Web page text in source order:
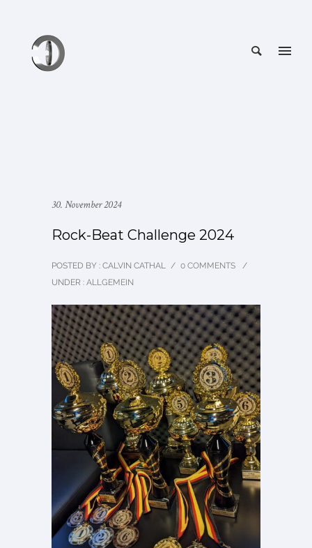
30. November 2024
Rock-Beat Challenge 2024
POSTED BY : CALVIN CATHAL / 0 COMMENTS
/
UNDER : ALLGEMEIN